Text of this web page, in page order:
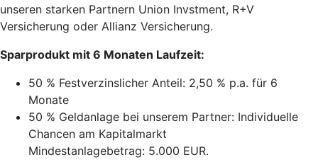
unseren starken Partnern Union Invstment, R+V
Versicherung oder Allianz Versicherung.
Sparprodukt mit 6 Monaten Laufzeit:
50 % Festverzinslicher Anteil: 2,50 % p.a. für 6
Monate
50 % Geldanlage bei unserem Partner: Individuelle
Chancen am Kapitalmarkt
Mindestanlagebetrag: 5.000 EUR.